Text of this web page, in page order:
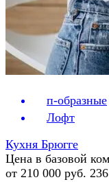
п-образные
Лофт
Кухня Брюгге
Цена в базовой
от 210 000 руб.